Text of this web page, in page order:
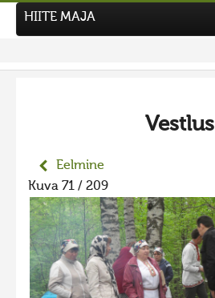
Uudised
Tegutse
Kuvavõistlused
UUS KUVAVÕISTLUS
Hiite kuvavõistlus 2026
VANEMAD KUVAVÕISTLUSED
HIITE MAJA
Vestlus
Eelmine
Kuva 71 / 209